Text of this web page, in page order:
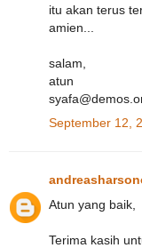
itu akan terus
amien...
salam,
atun
September 12,
Atun yang baik,
Terima kasih